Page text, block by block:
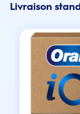
Livraison